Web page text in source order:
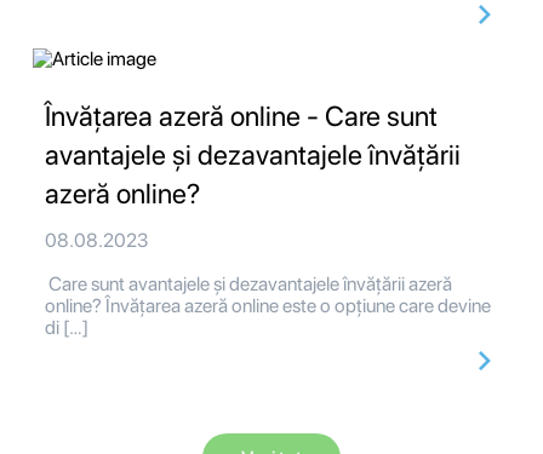
Învățarea azeră online - Care sunt
avantajele și dezavantajele învățării
azeră online?
08.08.2023
Care sunt avantajele și dezavantajele învățării azeră
online? Învățarea azeră online este o opțiune care devine
di […]